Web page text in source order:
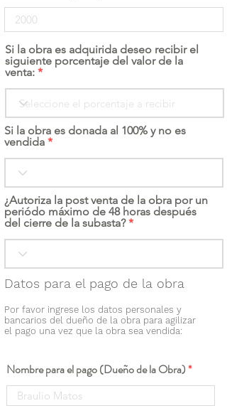
Si la obra es adquirida deseo recibir el
siguiente porcentaje del valor de la
venta:
Si la obra es donada al 100% y no es
vendida
¿Autoriza la post venta de la obra por un
periódo máximo de 48 horas después
del cierre de la subasta?
Datos para el pago de la obra
Por favor ingrese los datos personales y
bancarios del dueño de la obra para agilizar
el pago una vez que la obra sea vendida:
Nombre para el pago (Dueño de la Obra)